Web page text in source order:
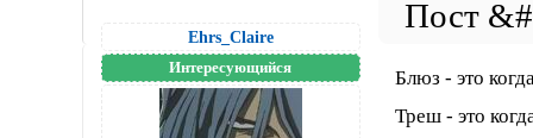
Ehrs_Claire
Интересующийся
Блюз - это
Треш - это